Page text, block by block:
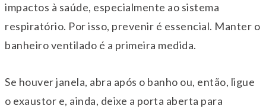
impactos à saúde, especialmente ao sistema
respiratório. Por isso, prevenir é essencial. Manter o
banheiro ventilado é a primeira medida.
Se houver janela, abra após o banho ou, então, ligue
o exaustor e, ainda, deixe a porta aberta para